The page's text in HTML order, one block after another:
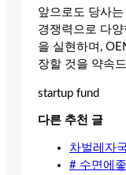
앞으로도 당사
경쟁력으로 다
을 실현하며,
장할 것을 약속
startup fund
다른 추천 글
차벌레자
# 수면에